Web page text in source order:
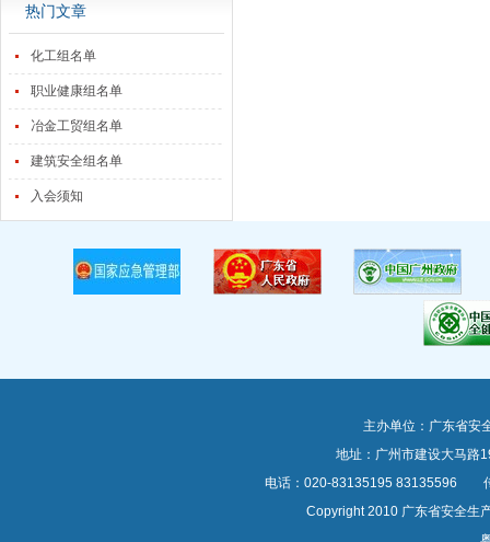
热门文章
化工组名单
职业健康组名单
冶金工贸组名单
建筑安全组名单
入会须知
主办单位：广东省
地址：广州市建设大马
电话：020-83135195 83135596
Copyright 2010 广东省安全生